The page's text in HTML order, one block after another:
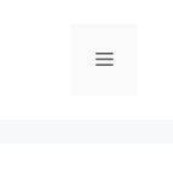
Menú